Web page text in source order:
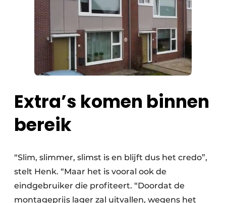
Extra’s komen binnen
bereik
“Slim, slimmer, slimst is en blijft dus het credo”,
stelt Henk. “Maar het is vooral ook de
eindgebruiker die profiteert. “Doordat de
montageprijs lager zal uitvallen, wegens het